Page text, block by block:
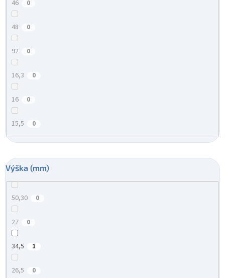
46 0
48 0
92 0
16,3 0
16 0
15,5 0
Výška (mm)
50,30 0
27 0
34,5 1
26,5 0